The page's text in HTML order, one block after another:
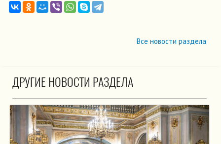
Все новости раздела
ДРУГИЕ НОВОСТИ РАЗДЕЛА